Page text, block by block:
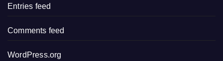
Entries feed
Comments feed
WordPress.org